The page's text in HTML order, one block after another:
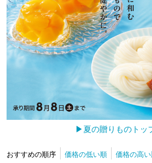
▶夏の贈りものトッ
おすすめの順序 価格の低い順
価格の高